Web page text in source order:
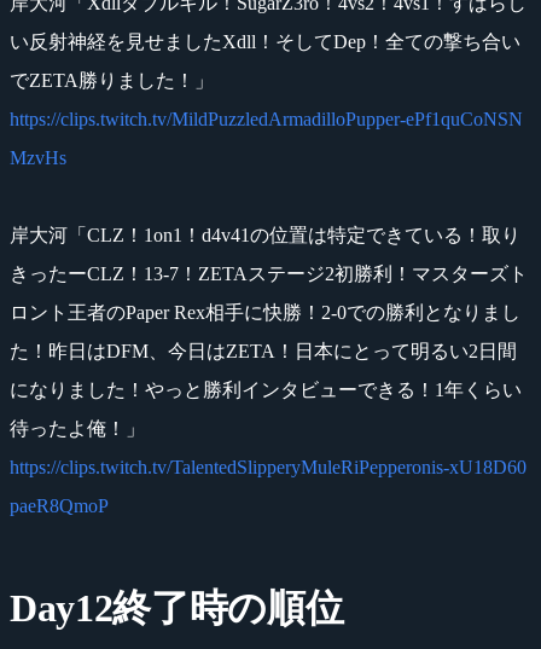
い反射神経を見せましたXdll！そしてDep！全ての撃ち合い
でZETA勝りました！」
https://clips.twitch.tv/MildPuzzledArmadilloPupper-ePf1quCoNSN
MzvHs
岸大河「CLZ！1on1！d4v41の位置は特定できている！取り
きったーCLZ！13-7！ZETAステージ2初勝利！マスターズト
ロント王者のPaper Rex相手に快勝！2-0での勝利となりまし
た！昨日はDFM、今日はZETA！日本にとって明るい2日間
になりました！やっと勝利インタビューできる！1年くらい
待ったよ俺！」
https://clips.twitch.tv/TalentedSlipperyMuleRiPepperonis-xU18D60
paeR8QmoP
Day12終了時の順位